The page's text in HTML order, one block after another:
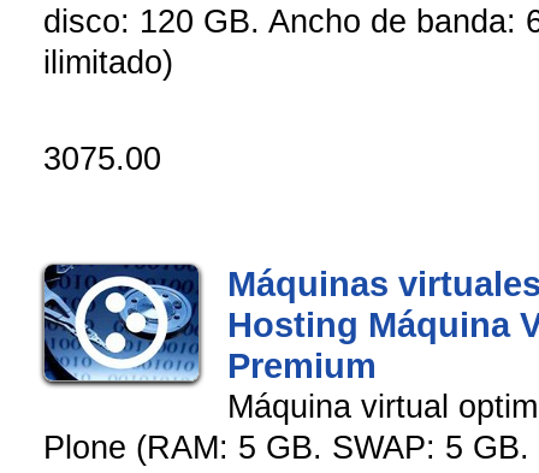
disco: 120 GB. Ancho de banda:
ilimitado)
3075.00
Máquinas
Hosting Máquina
Premium
Máquina virtual
Plone (RAM: 5 GB. SWAP: 5